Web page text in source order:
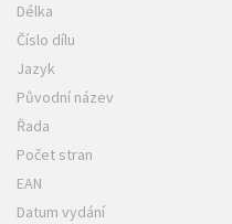
Délka
Číslo dílu
Jazyk
Původní název
Řada
Počet stran
EAN
Datum vydání